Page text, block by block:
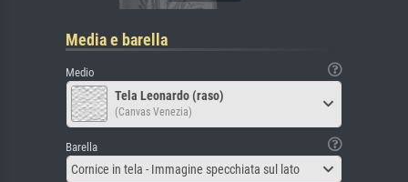
Media e barella
Medio
Tela Leonardo (raso)
(Canvas Venezia)
Barella
Cornice in tela - Immagine specchiata sul lato